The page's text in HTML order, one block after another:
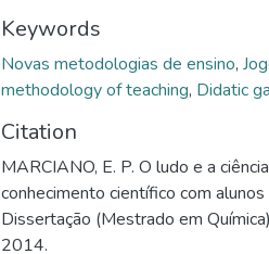
Keywords
Novas metodologias de ensino,
methodology of teaching, Didatic
Citation
MARCIANO, E. P. O ludo e a
conhecimento científico com
Dissertação (Mestrado em
2014.